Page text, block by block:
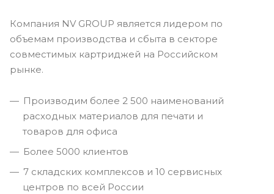
Компания NV GROUP является лидером по
объемам производства и сбыта в секторе
совместимых картриджей на Российском
рынке.
Производим более 2 500 наименований
расходных материалов для печати и
товаров для офиса
Более 5000 клиентов
7 складских комплексов и 10 сервисных
центров по всей России